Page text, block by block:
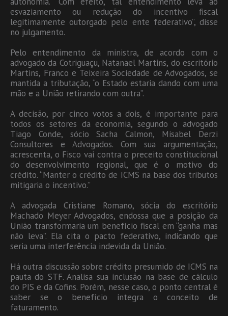
esvaziamento ou redução do incentivo fiscal
legitimamente outorgado pelo ente federativo”, disse
no julgamento.
Pelo entendimento da ministra, de acordo com o
advogado da Cotriguaçu, Natanael Martins, do escritório
Martins, Franco e Teixeira Sociedade de Advogados, se
mantida a tributação, “o Estado estaria dando com uma
mão e a União retirando com outra”.
A decisão, por cinco votos a dois, é importante para
todos os setores da economia, segundo o advogado
Tiago Conde, sócio Sacha Calmon, Misabel Derzi
Consultores e Advogados. Com sua argumentação,
acrescenta, o Fisco vai contra o preceito constitucional
do desenvolvimento regional, que é o motivo do
crédito. “Manter o crédito de ICMS na base dos tributos
mitigaria o incentivo.”
A advogada Cristiane Romano, sócia do escritório
Machado Meyer Advogados, endossa que a posição da
União transformaria um benefício fiscal em “ganha mas
não leva”. Ela cita o pacto federativo, indicando que
seria uma interferência indevida da União.
Há outra discussão sobre crédito presumido de ICMS na
pauta do STF. Analisa sua inclusão na base de cálculo
do PIS e da Cofins. Porém, nesse caso, o ponto central é
saber se o benefício integra o conceito de
faturamento.